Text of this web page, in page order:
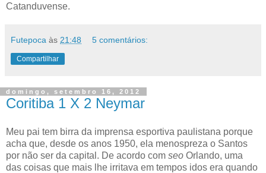
Catanduvense.
Futepoca às 21:48 5 comentários:
Compartilhar
domingo, setembro 16, 2012
Coritiba 1 X 2 Neymar
Meu pai tem birra da imprensa esportiva paulistana porque
acha que, desde os anos 1950, ela menospreza o Santos
por não ser da capital. De acordo com seo Orlando, uma
das coisas que mais lhe irritava em tempos idos era quando